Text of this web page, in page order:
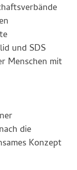
und SDS
Menschen mit
die
Konzept